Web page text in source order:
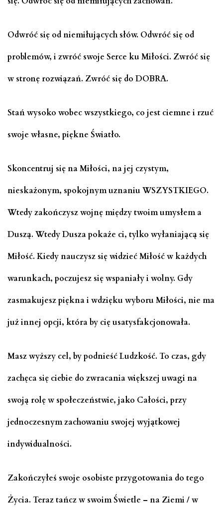
Odwróć się od niemiłujących słów. Odwróć się od
problemów, i zwróć swoje Serce ku Miłości. Zwróć się
w stronę rozwiązań. Zwróć się do DOBRA.
Stań wysoko wobec wszystkiego, co jest ciemne i rzuć
swoje własne, piękne Światło.
Skoncentruj się na Miłości, na jej czystym,
nieskażonym, spokojnym uznaniu WSZYSTKIEGO.
Wtedy zakończysz wojnę między twoim umysłem a
Duszą. Wtedy Dusza pokaże ci, tylko wyłaniającą się
Miłość. Kiedy nauczysz się widzieć Miłość w każdych
warunkach, poczujesz się wspaniały i wolny. Gdy
zasmakujesz piękna i wdzięku wyboru Miłości, nie ma
już innej opcji, która by cię usatysfakcjonowała.
Masz wyższy cel, by podnieść Ludzkość. To czas, gdy
zachęca się ciebie do zwracania większej uwagi na
swoją rolę w społeczeństwie, jako Całości, przy
jednoczesnym zachowaniu swojej wyjątkowej
indywidualności.
Zakończyłeś swoje osobiste przygotowania do tego
Życia. Teraz tańcz w swoim Świetle – na Ziemi / w